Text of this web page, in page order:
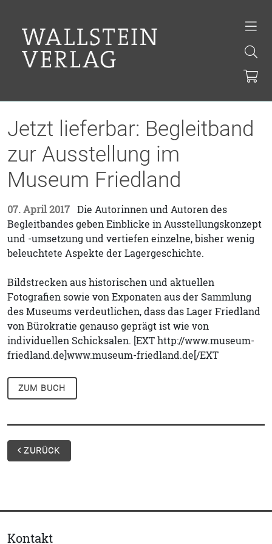
Jetzt lieferbar: Begleitband
zur Ausstellung im
Museum Friedland
07. April 2017 Die Autorinnen und Autoren des
Begleitbandes geben Einblicke in Ausstellungskonzept
und -umsetzung und vertiefen einzelne, bisher wenig
beleuchtete Aspekte der Lagergeschichte.
Bildstrecken aus historischen und aktuellen
Fotografien sowie von Exponaten aus der Sammlung
des Museums verdeutlichen, dass das Lager Friedland
von Bürokratie genauso geprägt ist wie von
individuellen Schicksalen. [EXT http://www.museum-
friedland.de]www.museum-friedland.de[/EXT
ZUM BUCH
ZURÜCK
Kontakt